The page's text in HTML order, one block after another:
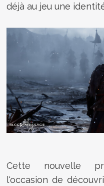
déjà au jeu une
Cette nouvelle
l'occasion de